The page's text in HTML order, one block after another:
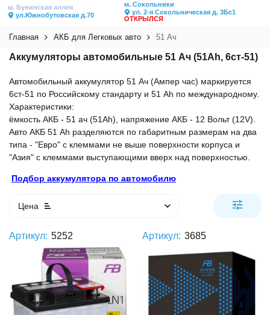
м. Бунинская аллея
ул.Южнобутовская д.70
м. Сокольники
ул. 2-я Сокольническая д. 3Бс1
ОТКРЫЛСЯ
Главная АКБ для Легковых авто 51 Ач
Аккумуляторы автомобильные 51 Ач (51Ah, 6ст-51)
Автомобильный аккумулятор 51 Ач (Ампер час) маркируется
6ст-51 по Российскому стандарту и 51 Ah по международному.
Характеристики:
ёмкость АКБ - 51 ач (51Ah), напряжение АКБ - 12 Вольт (12V).
Авто АКБ 51 Ah разделяются по габаритным размерам на два
типа - "Евро" с клеммами не выше поверхности корпуса и
"Азия" с клеммами выступающими вверх над поверхностью.
Подбор аккумулятора по автомобилю
Цена
Артикул: 5252 Артикул: 3685